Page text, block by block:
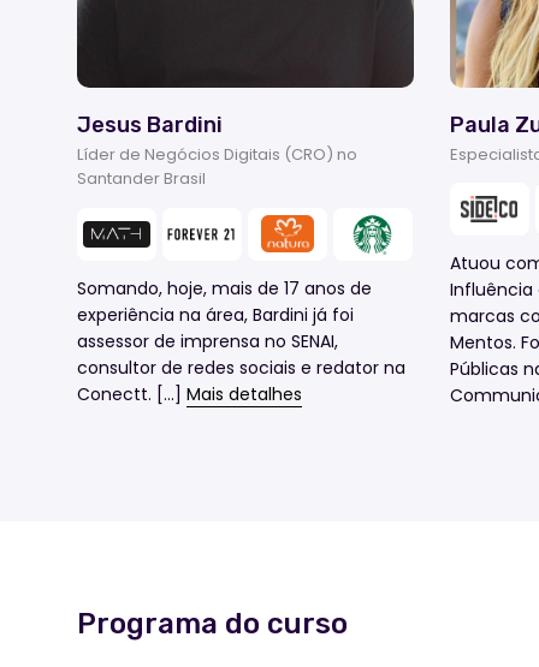
Jesus Bardini
Somando, hoje, mais de 17 anos de
experiência na área, Bardini já foi
assessor de imprensa no SENAI,
consultor de redes sociais e redator na
Conectt. [...] Mais detalhes
Líder de Negócios Digitais (CRO) no
Santander Brasil
Paula
Atuou
Influência
marcas
Mentos.
Públicas
Programa do curso